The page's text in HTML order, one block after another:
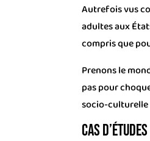
Autrefois vus
adultes aux
compris que
Prenons le
pas pour
socio-culturelle
Cas